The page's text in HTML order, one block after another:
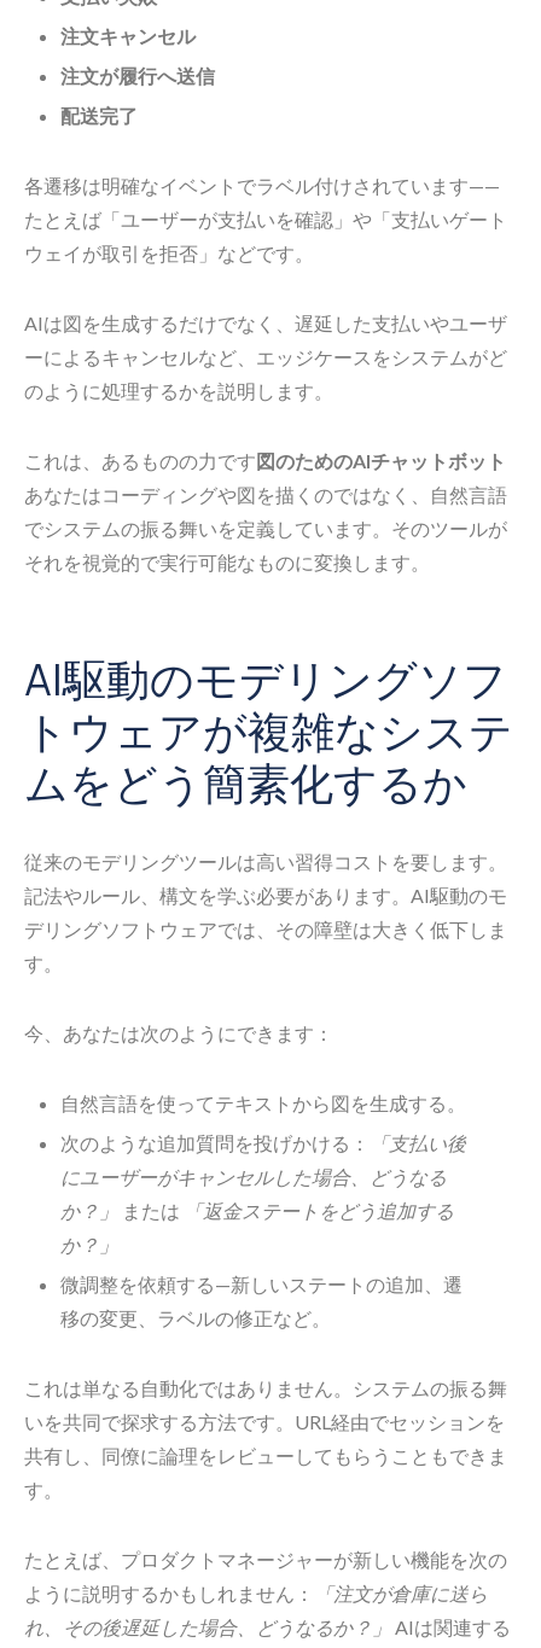
注文キャンセル
注文が履行へ送信
配送完了
各遷移は明確なイベントでラベル付けされています——
たとえば「ユーザーが支払いを確認」や「支払いゲート
ウェイが取引を拒否」などです。
AIは図を生成するだけでなく、遅延した支払いやユーザ
ーによるキャンセルなど、エッジケースをシステムがど
のように処理するかを説明します。
これは、あるものの力です図のためのAIチャットボット
あなたはコーディングや図を描くのではなく、自然言語
でシステムの振る舞いを定義しています。そのツールが
それを視覚的で実行可能なものに変換します。
AI駆動のモデリングソフ
トウェアが複雑なシステ
ムをどう簡素化するか
従来のモデリングツールは高い習得コストを要します。
記法やルール、構文を学ぶ必要があります。AI駆動のモ
デリングソフトウェアでは、その障壁は大きく低下しま
す。
今、あなたは次のようにできます：
自然言語を使ってテキストから図を生成する。
次のような追加質問を投げかける：
「支払い後
にユーザーがキャンセルした場合、どうなる
か？」
または
「返金ステートをどう追加する
か？」
微調整を依頼する—新しいステートの追加、遷
移の変更、ラベルの修正など。
これは単なる自動化ではありません。システムの振る舞
いを共同で探求する方法です。URL経由でセッションを
共有し、同僚に論理をレビューしてもらうこともできま
す。
たとえば、プロダクトマネージャーが新しい機能を次の
ように説明するかもしれません：
「注文が倉庫に送ら
れ、その後遅延した場合、どうなるか？」 AIは関連する